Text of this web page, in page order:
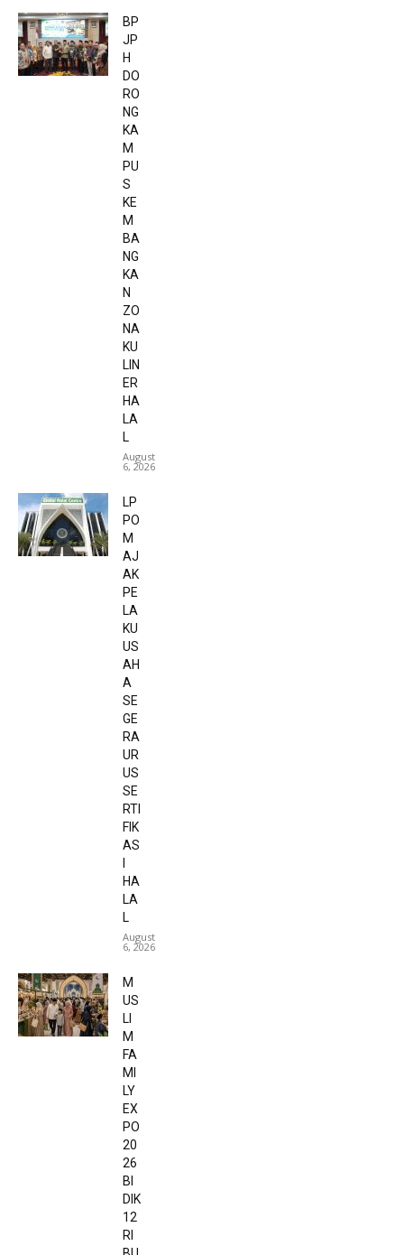
BP
JP
H
DO
RO
NG
KA
M
PU
S
KE
M
BA
NG
KA
N
ZO
NA
KU
LIN
ER
HA
LA
L
August
6, 2026
LP
PO
M
AJ
AK
PE
LA
KU
US
AH
A
SE
GE
RA
UR
US
SE
RTI
FIK
AS
HA
LA
L
August
6, 2026
M
US
LI
M
FA
MI
LY
EX
PO
20
26
BI
DIK
12
RI